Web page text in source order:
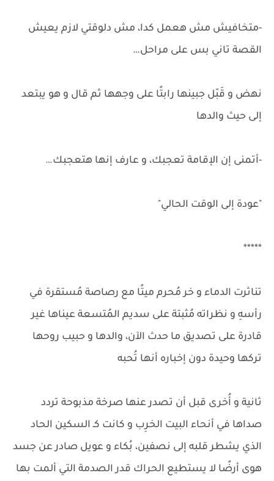
-متخافيش مش هعمل كدا، مش دلوقتي لازم يعيش
القصة تاني بس على مراحل…
نهض و قَبّل جبينها رابتًا على وجهها ثم قال و هو يبتعد
إلى حيث والدها
-أتمنى إن الإقامة تعجبك، و عارف إنها هتعجبك…
"عودة إلى الوقت الحالي"
*****
تناثرت الدماء و خر مُحرم ميتًا مع رصاصة مُستقرة في
رأسهِ و نظراته مُثبتة على سديم المُتسعة عيناها غير
قادرة على تصديق ما حدث الآن، والدها و حبيب روحها
تركها وحيدة دون إخباره أنها تُحبه
ثانية و أُخرى قبل أن تصدر عنها صرخة مذبوحة تردد
صداها في أنحاء البيت الخرِب و كانت كـ السكين الحاد
الذي يشطر قلبه إلى نصفين، بُكاء و عويل صادر عن جسد
هوى أرضًا لا يستطيع الحراك قدر الصدمة التي ألمت بها